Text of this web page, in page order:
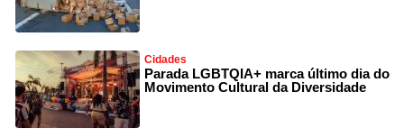
Cidades
Parada LGBTQIA+ marca último dia do
Movimento Cultural da Diversidade